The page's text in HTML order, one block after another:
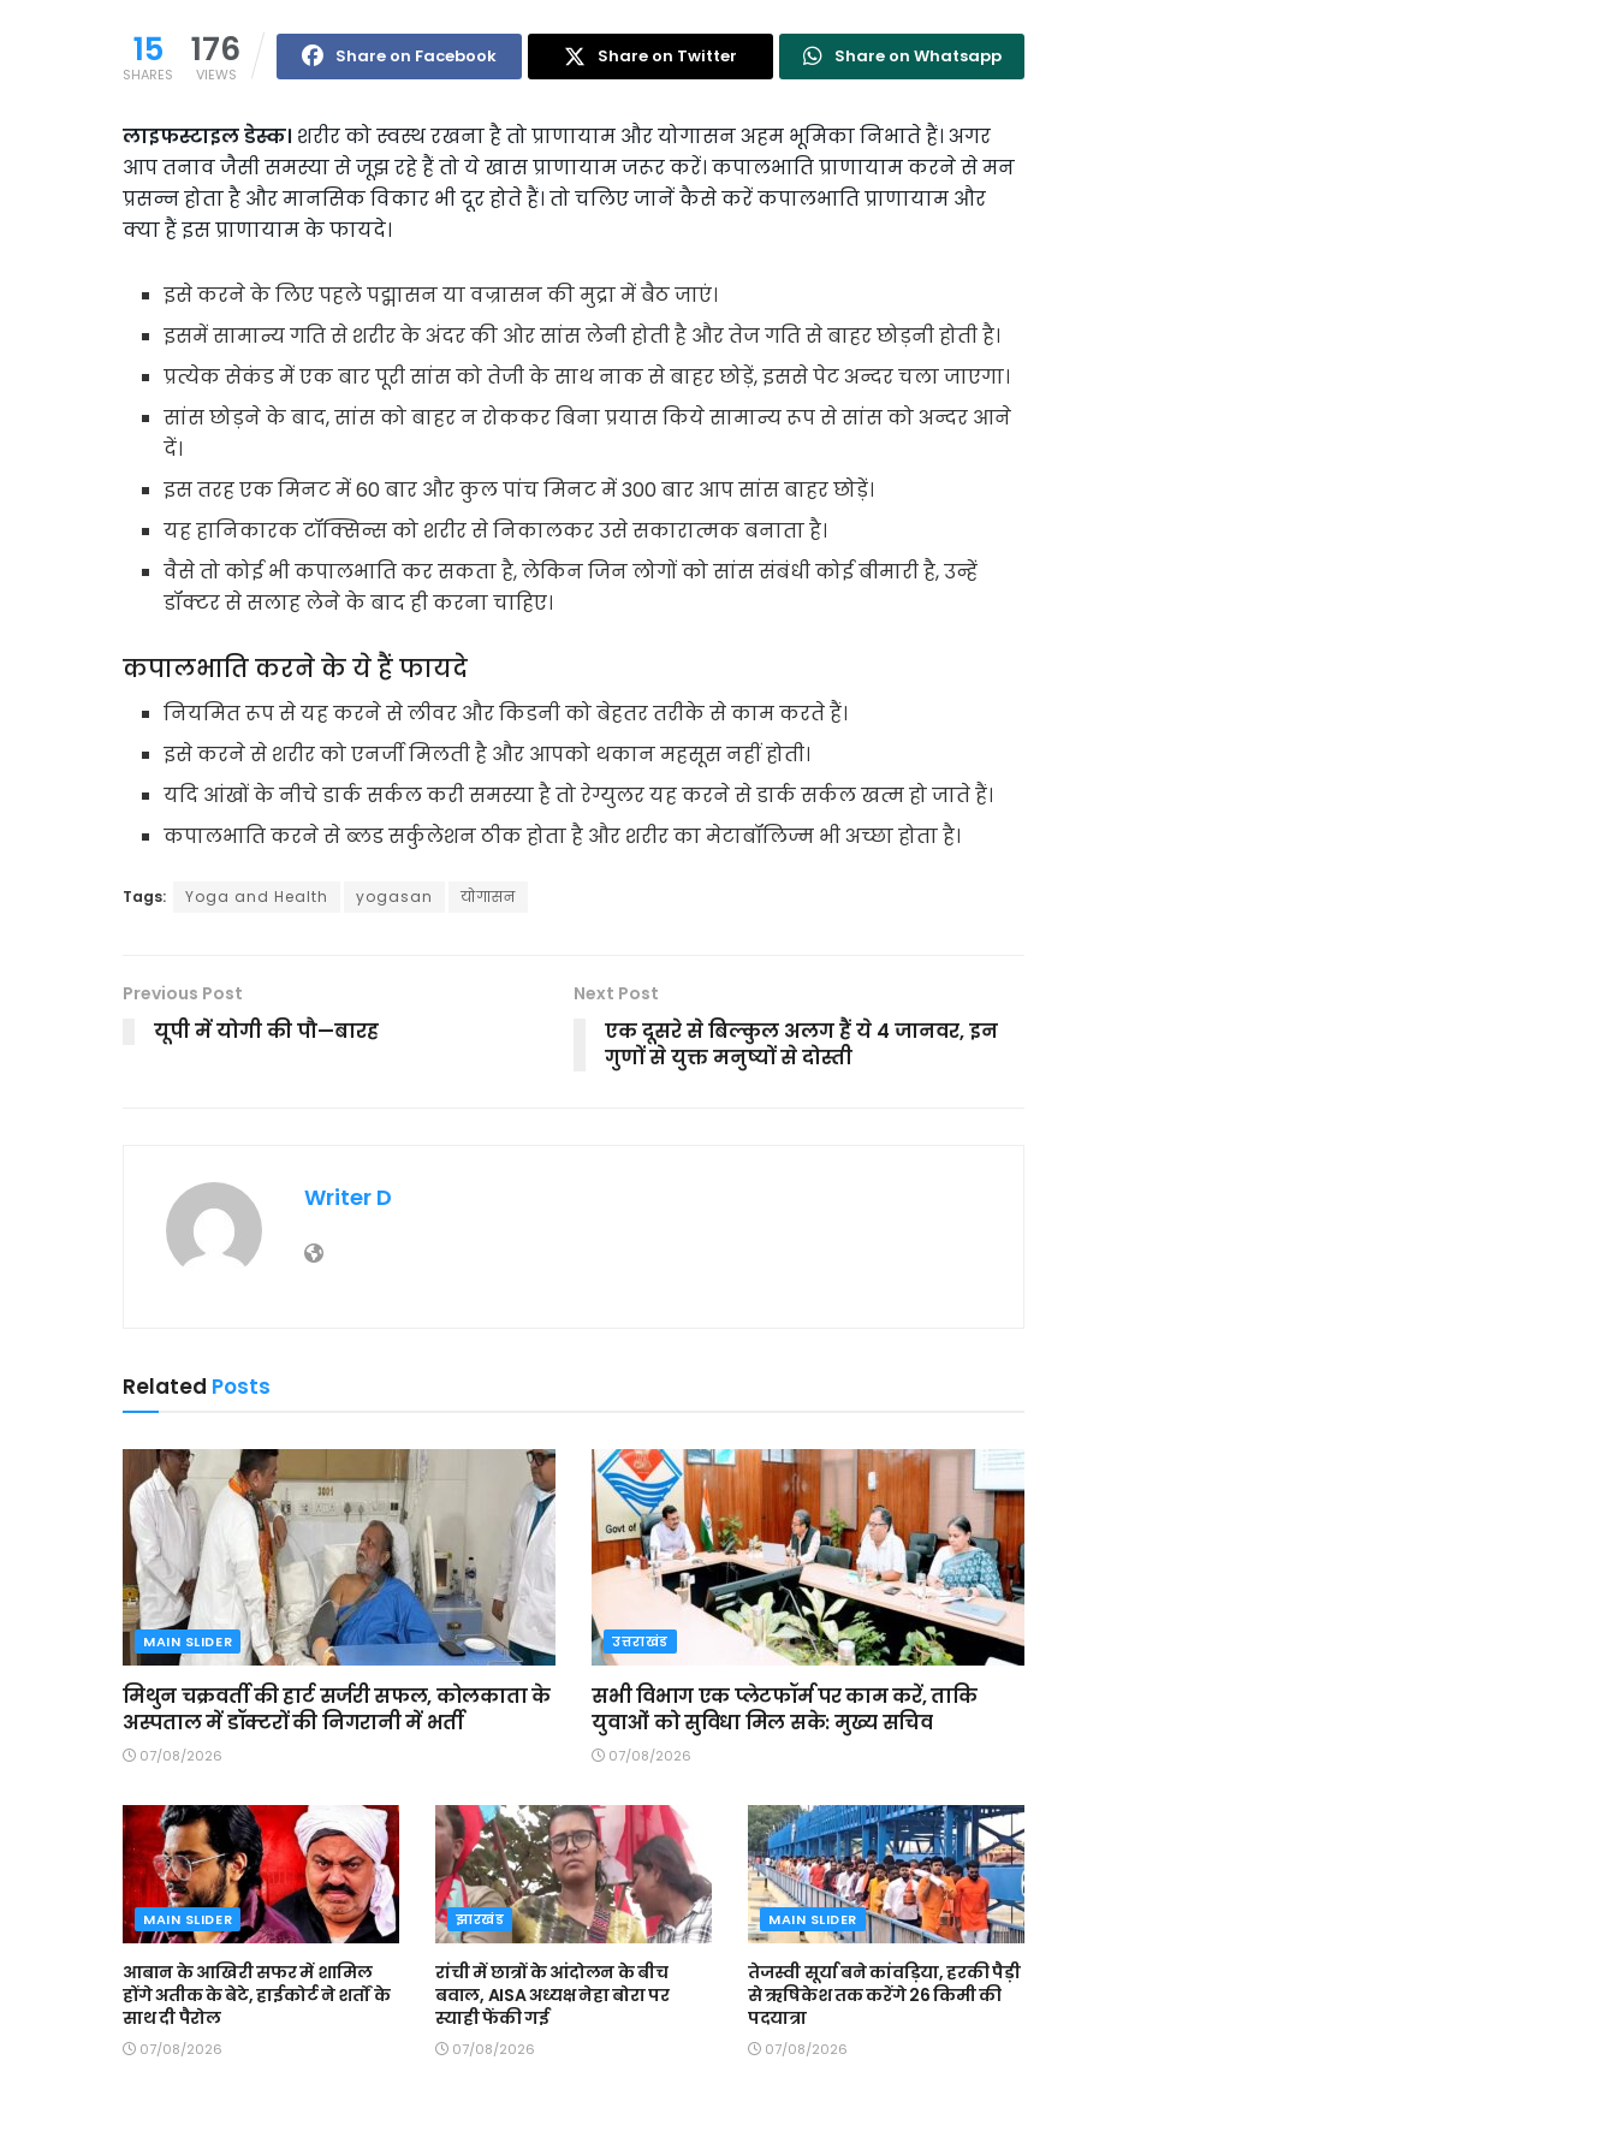
15
SHARES
176
VIEWS
Share on Facebook Share on Twitter Share on Whatsapp
लाइफस्टाइल डेस्क। शरीर को स्वस्थ रखना है तो प्राणायाम और योगासन अहम भूमिका निभाते हैं। अगर
आप तनाव जैसी समस्या से जूझ रहे हैं तो ये खास प्राणायाम जरूर करें। कपालभाति प्राणायाम करने से मन
प्रसन्न होता है और मानसिक विकार भी दूर होते हैं। तो चलिए जानें कैसे करें कपालभाति प्राणायाम और
क्या हैं इस प्राणायाम के फायदे।
इसे करने के लिए पहले पद्मासन या वज्रासन की मुद्रा में बैठ जाएं।
इसमें सामान्य गति से शरीर के अंदर की ओर सांस लेनी होती है और तेज गति से बाहर छोड़नी होती है।
प्रत्येक सेकंड में एक बार पूरी सांस को तेजी के साथ नाक से बाहर छोड़ें, इससे पेट अन्दर चला जाएगा।
सांस छोड़ने के बाद, सांस को बाहर न रोककर बिना प्रयास किये सामान्य रूप से सांस को अन्दर आने
दें।
इस तरह एक मिनट में 60 बार और कुल पांच मिनट में 300 बार आप सांस बाहर छोड़ें।
यह हानिकारक टॉक्सिन्स को शरीर से निकालकर उसे सकारात्मक बनाता है।
वैसे तो कोई भी कपालभाति कर सकता है, लेकिन जिन लोगों को सांस संबंधी कोई बीमारी है, उन्हें
डॉक्टर से सलाह लेने के बाद ही करना चाहिए।
कपालभाति करने के ये हैं फायदे
नियमित रूप से यह करने से लीवर और किडनी को बेहतर तरीके से काम करते हैं।
इसे करने से शरीर को एनर्जी मिलती है और आपको थकान महसूस नहीं होती।
यदि आंखों के नीचे डार्क सर्कल करी समस्या है तो रेग्युलर यह करने से डार्क सर्कल खत्म हो जाते हैं।
कपालभाति करने से ब्लड सर्कुलेशन ठीक होता है और शरीर का मेटाबॉलिज्म भी अच्छा होता है।
Tags: Yoga and Health yogasan योगासन
Previous Post
यूपी में योगी की पौ—बारह
Next Post
एक दूसरे से बिल्कुल अलग हैं ये 4 जानवर, इन
गुणों से युक्त मनुष्यों से दोस्ती
Writer D
Related Posts
MAIN SLIDER
मिथुन चक्रवर्ती की हार्ट सर्जरी सफल, कोलकाता के
अस्पताल में डॉक्टरों की निगरानी में भर्ती
07/08/2026
उत्तराखंड
सभी विभाग एक प्लेटफॉर्म पर काम करें, ताकि
युवाओं को सुविधा मिल सके: मुख्य सचिव
07/08/2026
MAIN SLIDER
आबान के आखिरी सफर में शामिल
होंगे अतीक के बेटे, हाईकोर्ट ने शर्तों के
साथ दी पैरोल
07/08/2026
झारखंड
रांची में छात्रों के आंदोलन के बीच
बवाल, AISA अध्यक्ष नेहा बोरा पर
स्याही फेंकी गई
07/08/2026
MAIN SLIDER
तेजस्वी सूर्या बने कांवड़िया, हरकी पैड़ी
से ऋषिकेश तक करेंगे 26 किमी की
पदयात्रा
07/08/2026